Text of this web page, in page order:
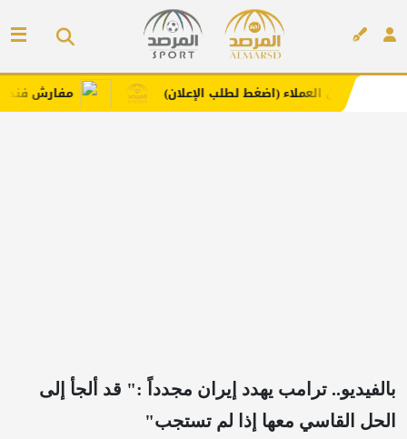
مفارش فندورا بخامات (اضغط لطلب الإعلان)
بالفيديو.. ترامب يهدد إيران مجدداً :" قد ألجأ إلى
الحل القاسي معها إذا لم تستجب"